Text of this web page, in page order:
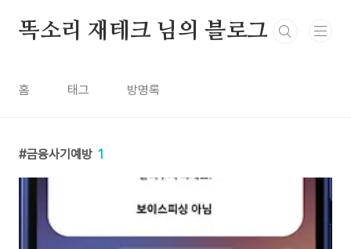
똑소리 재테크 님의 블로그
홈 태그 방명록
금융사기예방 1